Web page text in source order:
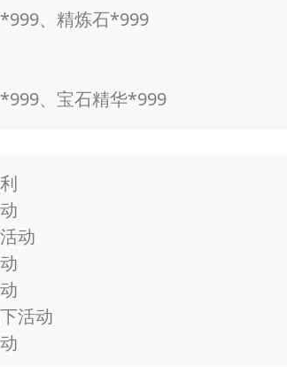
、精炼石*999
、宝石精华*999
动
活动